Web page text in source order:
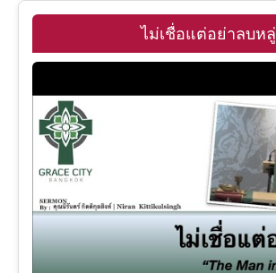
1 โครินธ์
กาลาเทีย
ฟีลิปปี
คำเทศนาเทศกาล
ไม่เชื่อแต่อย่าลบหลู่